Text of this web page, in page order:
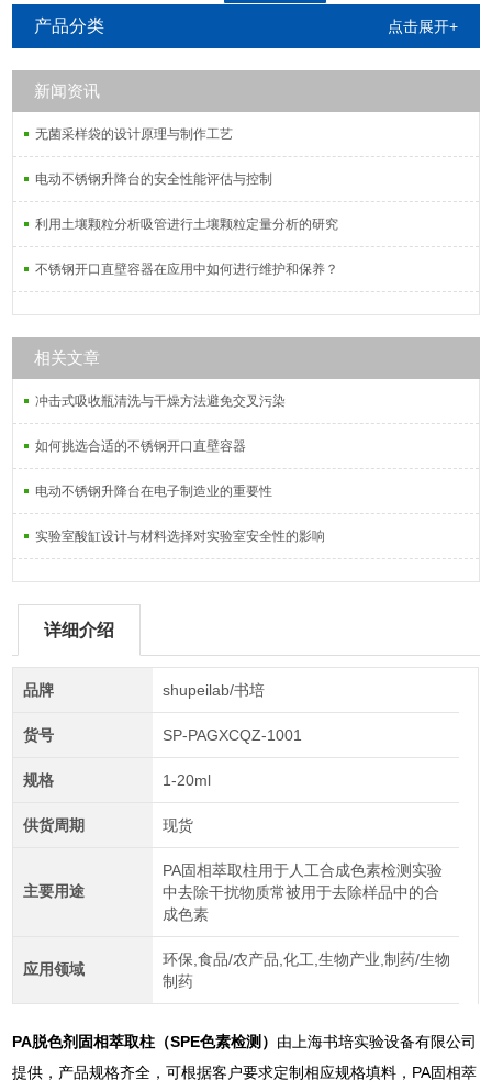
产品分类 点击展开+
新闻资讯
无菌采样袋的设计原理与制作工艺
电动不锈钢升降台的安全性能评估与控制
利用土壤颗粒分析吸管进行土壤颗粒定量分析的研究
不锈钢开口直壁容器在应用中如何进行维护和保养？
相关文章
冲击式吸收瓶清洗与干燥方法避免交叉污染
如何挑选合适的不锈钢开口直壁容器
电动不锈钢升降台在电子制造业的重要性
实验室酸缸设计与材料选择对实验室安全性的影响
详细介绍
品牌 shupeilab/书培
货号 SP-PAGXCQZ-1001
规格 1-20ml
供货周期 现货
主要用途
PA固相萃取柱用于人工合成色素检测实验
中去除干扰物质常被用于去除样品中的合
成色素
应用领域
环保,食品/农产品,化工,生物产业,制药/生物
制药
PA脱色剂固相萃取柱（SPE色素检测） 由上海书培实验设备有限公司
提供，产品规格齐全，可根据客户要求定制相应规格填料，PA固相萃